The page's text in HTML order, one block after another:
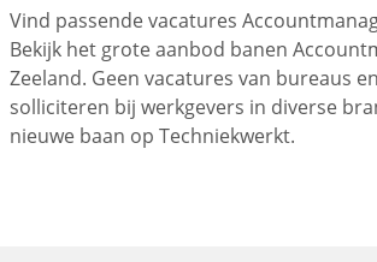
Vind passende vacatures
Bekijk het grote aanbod banen
Zeeland. Geen vacatures van bureaus
solliciteren bij werkgevers in diverse
nieuwe baan op Techniekwerkt.